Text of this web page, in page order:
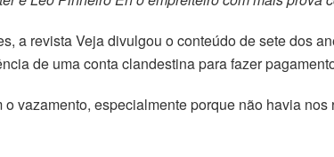
a revista Veja divulgou o conteúdo de sete dos
de uma conta clandestina para fazer
vazamento, especialmente porque não havia nos